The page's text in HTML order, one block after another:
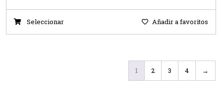
Seleccionar Añadir a favoritos
1 2 3 4 →